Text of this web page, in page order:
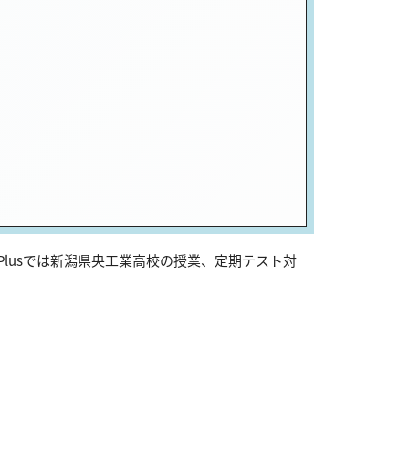
では新潟県央工業高校の授業、定期テスト対